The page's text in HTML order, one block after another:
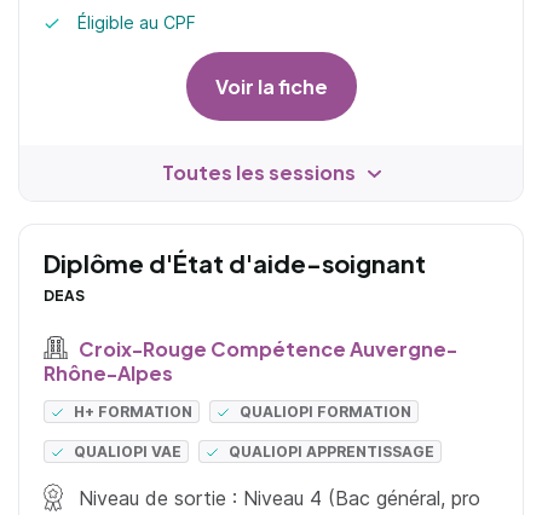
Éligible au CPF
Voir la fiche
Toutes les sessions
Diplôme d'État d'aide-soignant
DEAS
Croix-Rouge Compétence Auvergne-
Rhône-Alpes
H+ FORMATION QUALIOPI FORMATION
QUALIOPI VAE QUALIOPI APPRENTISSAGE
Niveau de sortie : Niveau 4 (Bac général, pro